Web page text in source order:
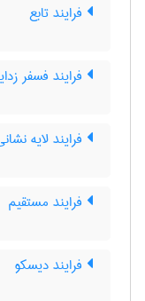
فرایند تابع
فرایند فسفر
فرایند لایه
فرایند مستقیم
فرایند دیسکو